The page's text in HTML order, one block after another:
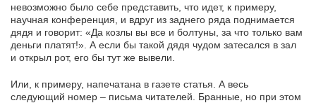
невозможно было себе представить, что идет, к примеру,
научная конференция, и вдруг из заднего ряда поднимается
дядя и говорит: «Да козлы вы все и болтуны, за что только вам
деньги платят!». А если бы такой дядя чудом затесался в зал
и открыл рот, его бы тут же вывели.
Или, к примеру, напечатана в газете статья. А весь
следующий номер – письма читателей. Бранные, но при этом